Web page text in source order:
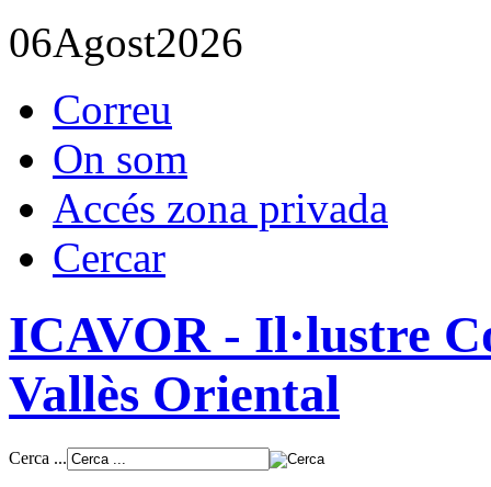
06Agost2026
Correu
On som
Accés zona privada
Cercar
ICAVOR - Il·lustre
Vallès Oriental
Cerca ...